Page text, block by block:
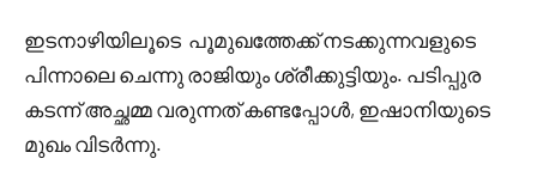
ഇടനാഴിയിലൂടെ പൂമുഖത്തേക്ക് നടക്കുന്നവളുടെ
പിന്നാലെ ചെന്നു രാജിയും ശ്രീക്കുട്ടിയും. പടിപ്പുര
കടന്ന് അച്ഛമ്മ വരുന്നത് കണ്ടപ്പോൾ, ഇഷാനിയുടെ
മുഖം വിടർന്നു.